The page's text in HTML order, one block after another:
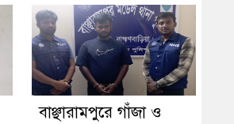
বাঞ্ছারামপুরে গাঁজা ও